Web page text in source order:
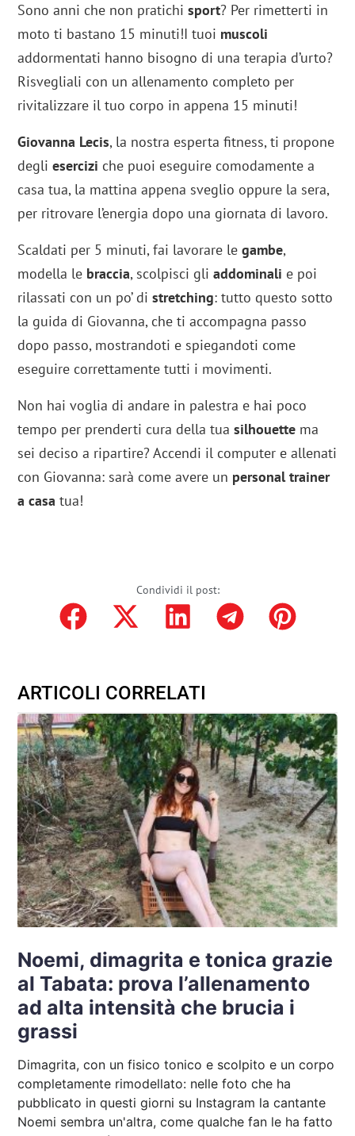
Sono anni che non pratichisport? Per rimetterti in
moto ti bastano 15 minuti!I tuoi muscoli
addormentati hanno bisogno di una terapia d’urto?
Risvegliali con un allenamento completo per
rivitalizzare il tuo corpo in appena 15 minuti!
Giovanna Lecis, la nostra esperta fitness, ti propone
degliesercizi che puoi eseguire comodamente a
casa tua, la mattina appena sveglio oppure la sera,
per ritrovare l’energia dopo una giornata di lavoro.
Scaldati per 5 minuti, fai lavorare legambe,
modella le braccia, scolpisci gliaddominali e poi
rilassati con un po’ distretching: tutto questo sotto
la guida di Giovanna, che ti accompagna passo
dopo passo, mostrandoti e spiegandoti come
eseguire correttamente tutti i movimenti.
Non hai voglia di andare in palestra e hai poco
tempo per prenderti cura della tuasilhouette ma
sei deciso a ripartire? Accendi il computer e allenati
con Giovanna: sarà come avere un personal trainer
a casa tua!
Condividi il post:
ARTICOLI CORRELATI
Noemi, dimagrita e tonica grazie
al Tabata: prova l’allenamento
ad alta intensità che brucia i
grassi
Dimagrita, con un fisico tonico e scolpito e un corpo
completamente rimodellato: nelle foto che ha
pubblicato in questi giorni su Instagram la cantante
Noemi sembra un'altra, come qualche fan le ha fatto